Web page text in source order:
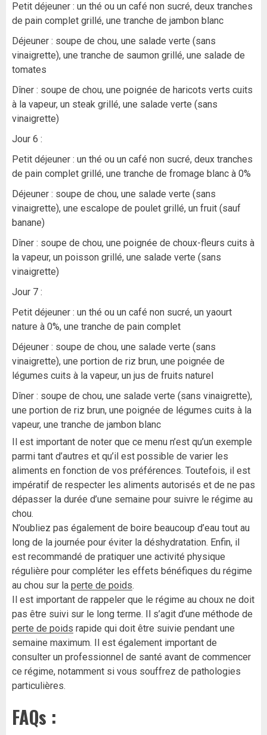
Petit déjeuner : un thé ou un café non sucré, deux tranches
de pain complet grillé, une tranche de jambon blanc
Déjeuner : soupe de chou, une salade verte (sans
vinaigrette), une tranche de saumon grillé, une salade de
tomates
Dîner : soupe de chou, une poignée de haricots verts cuits
à la vapeur, un steak grillé, une salade verte (sans
vinaigrette)
Jour 6 :
Petit déjeuner : un thé ou un café non sucré, deux tranches
de pain complet grillé, une tranche de fromage blanc à 0%
Déjeuner : soupe de chou, une salade verte (sans
vinaigrette), une escalope de poulet grillé, un fruit (sauf
banane)
Dîner : soupe de chou, une poignée de choux-fleurs cuits à
la vapeur, un poisson grillé, une salade verte (sans
vinaigrette)
Jour 7 :
Petit déjeuner : un thé ou un café non sucré, un yaourt
nature à 0%, une tranche de pain complet
Déjeuner : soupe de chou, une salade verte (sans
vinaigrette), une portion de riz brun, une poignée de
légumes cuits à la vapeur, un jus de fruits naturel
Dîner : soupe de chou, une salade verte (sans vinaigrette),
une portion de riz brun, une poignée de légumes cuits à la
vapeur, une tranche de jambon blanc
Il est important de noter que ce menu n’est qu’un exemple
parmi tant d’autres et qu’il est possible de varier les
aliments en fonction de vos préférences. Toutefois, il est
impératif de respecter les aliments autorisés et de ne pas
dépasser la durée d’une semaine pour suivre le régime au
chou.
N’oubliez pas également de boire beaucoup d’eau tout au
long de la journée pour éviter la déshydratation. Enfin, il
est recommandé de pratiquer une activité physique
régulière pour compléter les effets bénéfiques du régime
au chou sur la perte de poids.
Il est important de rappeler que le régime au choux ne doit
pas être suivi sur le long terme. Il s’agit d’une méthode de
perte de poids rapide qui doit être suivie pendant une
semaine maximum. Il est également important de
consulter un professionnel de santé avant de commencer
ce régime, notamment si vous souffrez de pathologies
particulières.
FAQs :